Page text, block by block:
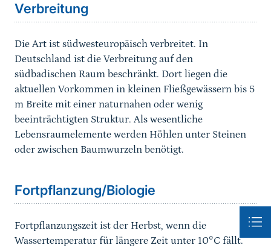
Verbreitung
Die Art ist südwesteuropäisch verbreitet. In
Deutschland ist die Verbreitung auf den
südbadischen Raum beschränkt. Dort liegen die
aktuellen Vorkommen in kleinen Fließgewässern bis 5
m Breite mit einer naturnahen oder wenig
beeinträchtigten Struktur. Als wesentliche
Lebensraumelemente werden Höhlen unter Steinen
oder zwischen Baumwurzeln benötigt.
Sprungmarke
Fortpflanzung/Biologie
Fortpflanzungszeit ist der Herbst, wenn die
Wassertemperatur für längere Zeit unter 10°C fällt.